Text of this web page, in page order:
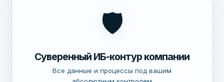
🛡️
Суверенный ИБ-контур компании
Все данные и процессы под вашим